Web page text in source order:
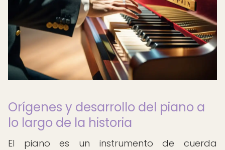
Orígenes y desarrollo del piano a
lo largo de la historia
El piano es un instrumento de cuerda